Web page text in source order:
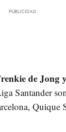
de Jong
Santander
Quique